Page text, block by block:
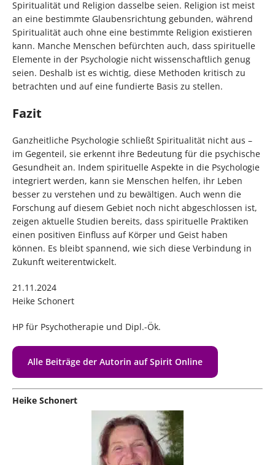
Spiritualität und Religion dasselbe seien. Religion ist meist
an eine bestimmte Glaubensrichtung gebunden, während
Spiritualität auch ohne eine bestimmte Religion existieren
kann. Manche Menschen befürchten auch, dass spirituelle
Elemente in der Psychologie nicht wissenschaftlich genug
seien. Deshalb ist es wichtig, diese Methoden kritisch zu
betrachten und auf eine fundierte Basis zu stellen.
Fazit
Ganzheitliche Psychologie schließt Spiritualität nicht aus –
im Gegenteil, sie erkennt ihre Bedeutung für die psychische
Gesundheit an. Indem spirituelle Aspekte in die Psychologie
integriert werden, kann sie Menschen helfen, ihr Leben
besser zu verstehen und zu bewältigen. Auch wenn die
Forschung auf diesem Gebiet noch nicht abgeschlossen ist,
zeigen aktuelle Studien bereits, dass spirituelle Praktiken
einen positiven Einfluss auf Körper und Geist haben
können. Es bleibt spannend, wie sich diese Verbindung in
Zukunft weiterentwickelt.
21.11.2024
Heike Schonert
HP für Psychotherapie und Dipl.-Ök.
Alle Beiträge der Autorin auf Spirit Online
Heike Schonert